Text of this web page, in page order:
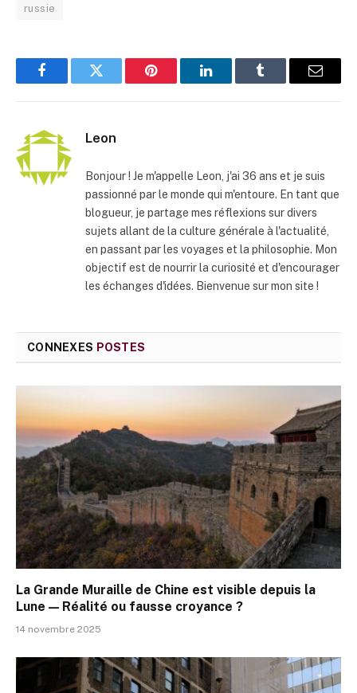
russie
FacebookTwitter Pinterest LinkedInTumblr
E-
Leon
Bonjour ! Je m'appelle Leon, j'ai 36 ans et je suis
passionné par le monde qui m'entoure. En tant que
blogueur, je partage mes réflexions sur divers
sujets allant de la culture générale à l'actualité,
en passant par les voyages et la philosophie. Mon
objectif est de nourrir la curiosité et d'encourager
les échanges d'idées. Bienvenue sur mon site !
CONNEXES POSTES
La Grande Muraille de Chine est visible depuis la
Lune — Réalité ou fausse croyance ?
14 novembre 2025